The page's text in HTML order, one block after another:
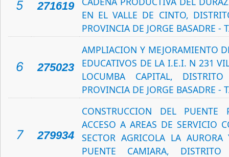
5 271619
EN EL VALLE DE CINTO,
PROVINCIA DE JORGE BASADRE -
6 275023
AMPLIACION Y MEJORAMIENTO
EDUCATIVOS DE LA I.E.I. N 231
LOCUMBA CAPITAL,
PROVINCIA DE JORGE BASADRE -
7 279934
CONSTRUCCION DEL PUENTE
ACCESO A AREAS DE SERVICIO
SECTOR AGRICOLA LA
PUENTE CAMIARA,